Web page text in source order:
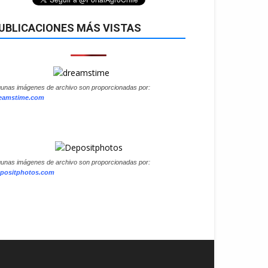
MÁS VISTAS
imágenes de archivo son proporcionadas por:
imágenes de archivo son proporcionadas por: